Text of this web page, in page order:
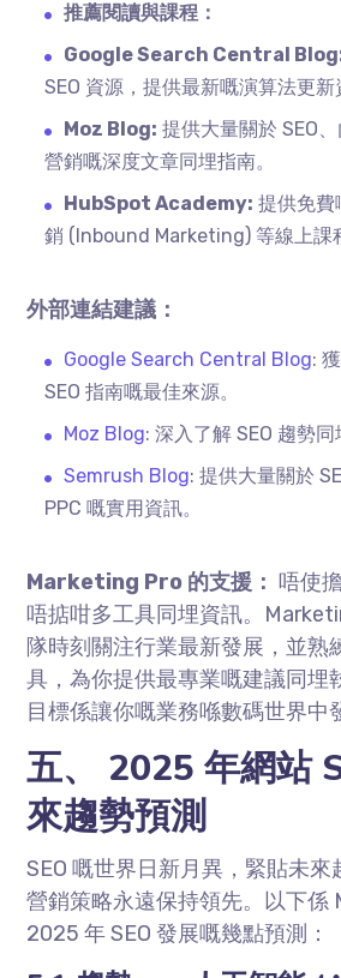
推薦閱讀與課程：
Google Search Central
SEO 資源，提供最新嘅演算法更新
Moz Blog: 提供大量關於 SEO
營銷嘅深度文章同埋指南。
HubSpot Academy: 提供免費
銷 (Inbound Marketing) 等線上課
外部連結建議：
Google Search Central Blog:
SEO 指南嘅最佳來源。
Moz Blog: 深入了解 SEO 趨勢同
Semrush Blog: 提供大量關於
PPC 嘅實用資訊。
Marketing Pro 的支援： 唔使
唔掂咁多工具同埋資訊。
隊時刻關注行業最新發展，並熟
具，為你提供最專業嘅建議同埋
目標係讓你嘅業務喺數碼世界中
五、 2025 年網站
來趨勢預測
SEO 嘅世界日新月異，緊貼未
營銷策略永遠保持領先。以下係
2025 年 SEO 發展嘅幾點預測：